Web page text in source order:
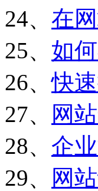
24、 在
25、 如
26、快
27、
网
28、 企
29、
网